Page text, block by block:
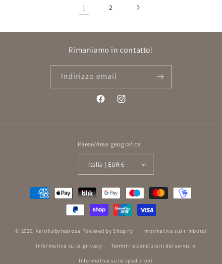
1 2
Rimaniamo in contatto!
Indirizzo email
FacebookInstagram
Paese/Area geografica
Italia | EUR €
Metodi
© 2026, Vanillabytearosa Powered by Shopify Informativa sui rimborsi
Informativa sulla privacy Termini e condizioni del servizio
Informativa sulle spedizioni